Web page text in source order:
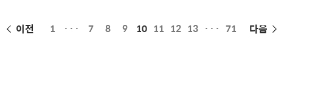
페
이전 1 ··· 7 8 9 10 11 12 13 ··· 71 다음